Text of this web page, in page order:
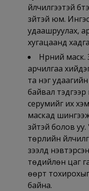
үйлчилгээтэй
зүйтэй юм.
удаашруулах,
хугацаанд
Нүүрний маск.
арчилгаа
та нэг
байвал
серумийг их
маскад
зүйтэй болов
төрлийн
зээлд
төдийлөн цаг
өөрт
байна.